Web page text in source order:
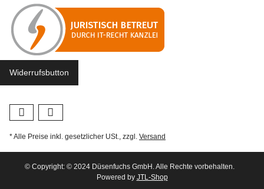
Widerrufsbutton
* Alle Preise inkl. gesetzlicher USt., zzgl. Versand
© Copyright: © 2024 Düsenfuchs GmbH. Alle Rechte vorbehalten.
Powered by JTL-Shop